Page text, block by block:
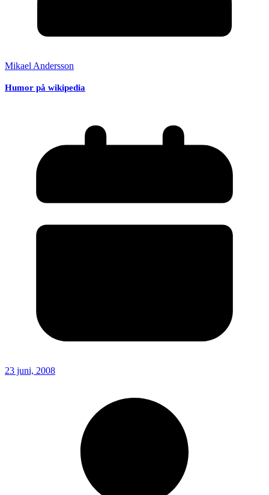
Mikael Andersson
Humor på wikipedia
23 juni, 2008